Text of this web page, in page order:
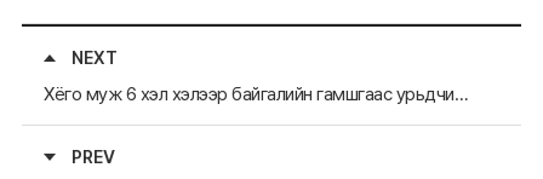
NEXT
Хёго муж 6 хэл хэлээр байгалийн гамшгаас урьдчилан сэргийлэх талаарх мэдээг тарааж байна
PREV